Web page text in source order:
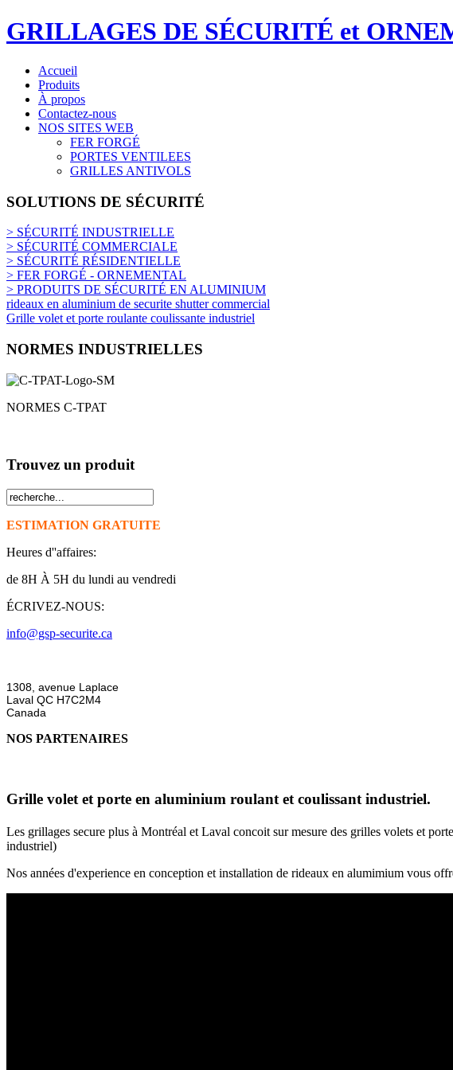
GRILLAGES DE SÉCURITÉ et
Accueil
Produits
À propos
Contactez-nous
NOS SITES WEB
FER FORGÉ
PORTES VENTILEES
GRILLES ANTIVOLS
SOLUTIONS DE SÉCURITÉ
> SÉCURITÉ INDUSTRIELLE
> SÉCURITÉ COMMERCIALE
> SÉCURITÉ RÉSIDENTIELLE
> FER FORGÉ - ORNEMENTAL
> PRODUITS DE SÉCURITÉ EN ALUMINIUM
rideaux en aluminium de securite shutter commercial
Grille volet et porte roulante coulissante industriel
NORMES INDUSTRIELLES
NORMES C-TPAT
Trouvez un produit
ESTIMATION GRATUITE
Heures d''affaires:
de 8H À 5H du lundi au vendredi
ÉCRIVEZ-NOUS:
info@gsp-securite.ca
1308, avenue Laplace
Laval QC H7C2M4
Canada
NOS PARTENAIRES
Grille volet et porte en aluminium roulant et coulissant industriel.
Les grillages secure plus à Montréal et Laval concoit sur mesure des grilles volets et
industriel)
Nos années d'experience en conception et installation de rideaux en alumimium vous